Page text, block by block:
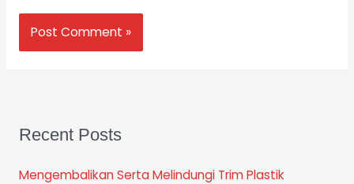
Recent Posts
Mengembalikan Serta Melindungi Trim Plastik